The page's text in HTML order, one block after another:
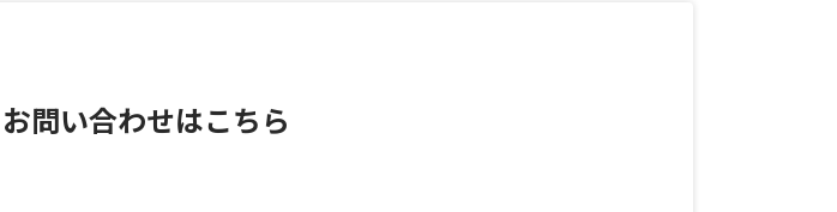
お問い合わせはこちら